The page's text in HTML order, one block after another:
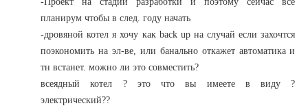
планирум чтобы в след. году начать
-дровяной котел я хочу как back up на случай если захочтся
поэкономить на эл-ве, или банально откажет автоматика и
тн встанет. можно ли это совместить?
всеядный котел ? это что вы имеете в виду ?
электрический??